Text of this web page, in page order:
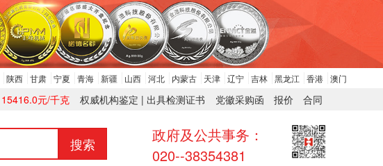
陕西 甘肃 宁夏 青海 新疆 山西 河北 内蒙古 天津 辽宁 吉林 黑龙江 香港 澳门
党徽采购函 报价 合同
权威机构鉴定 | 出具检测证书
15416.0元/千克
搜索
政府及公共事务：
020--38354381